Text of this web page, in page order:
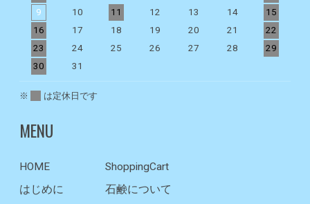
9
10 11 12 13 14
15
16
17 18 19 20 21
22
23
24 25 26 27 28
29
30
31
※ は定休日です
MENU
HOME
はじめに
ShoppingCart
石鹸について